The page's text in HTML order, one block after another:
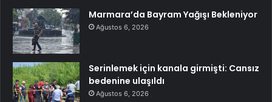
Marmara’da Bayram Yağışı Bekleniyor
Ağustos 6, 2026
Serinlemek için kanala girmişti: Cansız
bedenine ulaşıldı
Ağustos 6, 2026